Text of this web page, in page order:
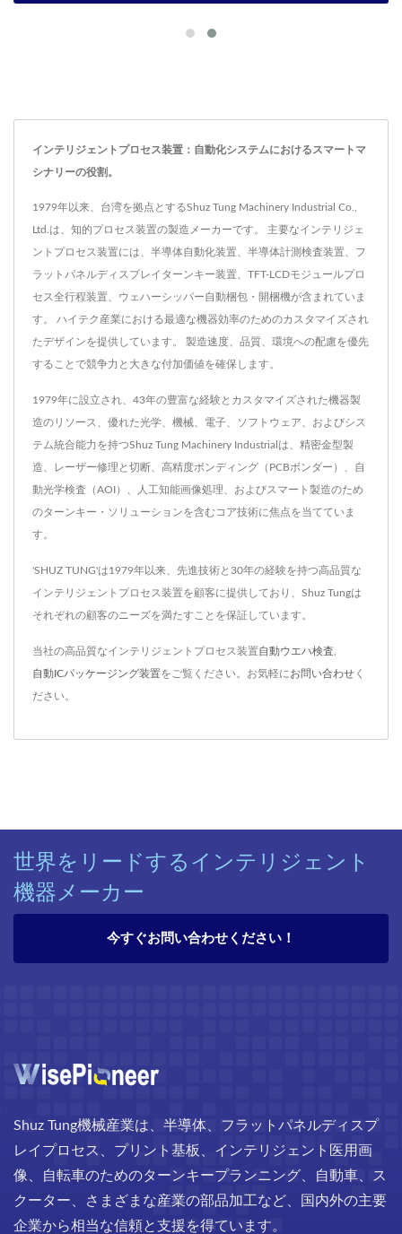
インテリジェントプロセス装置：自動化システムにおけるスマートマ
シナリーの役割。
1979年以来、台湾を拠点とするShuz Tung Machinery Industrial Co.,
Ltd.は、知的プロセス装置の製造メーカーです。 主要なインテリジェ
ントプロセス装置には、半導体自動化装置、半導体計測検査装置、フ
ラットパネルディスプレイターンキー装置、TFT-LCDモジュールプロ
セス全行程装置、ウェハーシッパー自動梱包・開梱機が含まれていま
す。 ハイテク産業における最適な機器効率のためのカスタマイズされ
たデザインを提供しています。 製造速度、品質、環境への配慮を優先
することで競争力と大きな付加価値を確保します。
1979年に設立され、43年の豊富な経験とカスタマイズされた機器製
造のリソース、優れた光学、機械、電子、ソフトウェア、およびシス
テム統合能力を持つShuz Tung Machinery Industrialは、精密金型製
造、レーザー修理と切断、高精度ボンディング（PCBボンダー）、自
動光学検査（AOI）、人工知能画像処理、およびスマート製造のため
のターンキー・ソリューションを含むコア技術に焦点を当てていま
す。
'SHUZ TUNG'は1979年以来、先進技術と30年の経験を持つ高品質な
インテリジェントプロセス装置を顧客に提供しており、Shuz Tungは
それぞれの顧客のニーズを満たすことを保証しています。
当社の高品質なインテリジェントプロセス装置自動ウエハ検査
自動ICパッケージング装置をご覧ください。お気軽にお問い合わせ く
ださい。
世界をリードするインテリジェント
機器メーカー
今すぐお問い合わせください！
Shuz Tung機械産業は、半導体、フラットパネルディスプ
レイプロセス、プリント基板、インテリジェント医用画
像、自転車のためのターンキープランニング、自動車、ス
クーター、さまざまな産業の部品加工など、国内外の主要
企業から相当な信頼と支援を得ています。